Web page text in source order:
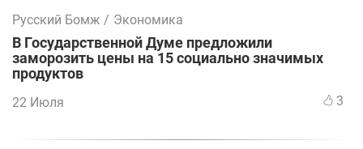
Русский Бомж / Экономика
В Государственной Думе предложили
заморозить цены на 15 социально значимых
продуктов
22 Июля 3